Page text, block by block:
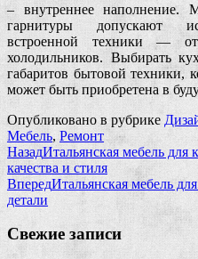
– внутреннее наполнение.
гарнитуры допускают
встроенной техники —
холодильников. Выбирать
габаритов бытовой техники,
может быть приобретена в
Опубликовано в рубрике
Мебель, Ремонт
НазадИтальянская мебель для
качества и стиля
ВпередИтальянская мебель
детали
Свежие записи